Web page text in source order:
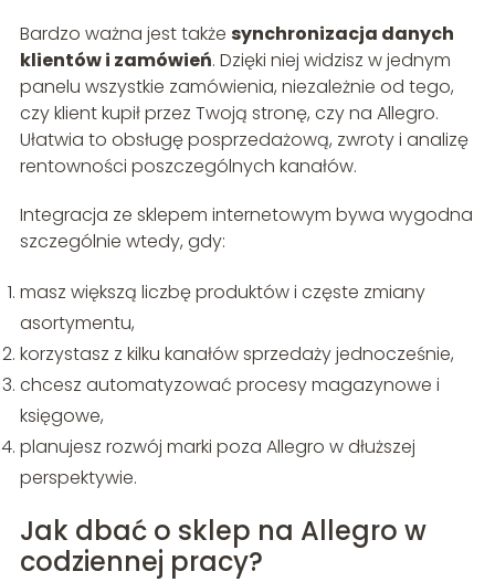
Bardzo ważna jest także synchronizacja danych
klientów i zamówień. Dzięki niej widzisz w jednym
panelu wszystkie zamówienia, niezależnie od tego,
czy klient kupił przez Twoją stronę, czy na Allegro.
Ułatwia to obsługę posprzedażową, zwroty i analizę
rentowności poszczególnych kanałów.
Integracja ze sklepem internetowym bywa wygodna
szczególnie wtedy, gdy:
masz większą liczbę produktów i częste zmiany
asortymentu,
korzystasz z kilku kanałów sprzedaży jednocześnie,
chcesz automatyzować procesy magazynowe i
księgowe,
planujesz rozwój marki poza Allegro w dłuższej
perspektywie.
Jak dbać o sklep na Allegro w
codziennej pracy?